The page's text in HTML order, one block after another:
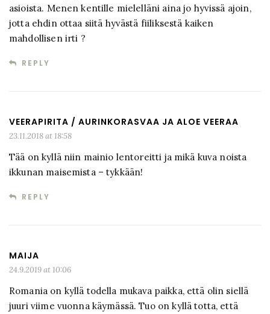
asioista. Menen kentille mielelläni aina jo hyvissä ajoin,
jotta ehdin ottaa siitä hyvästä fiiliksestä kaiken
mahdollisen irti ?
REPLY
VEERAPIRITA / AURINKORASVAA JA ALOE VEERAA
23.11.2018 at 18:58
Tää on kyllä niin mainio lentoreitti ja mikä kuva noista
ikkunan maisemista – tykkään!
REPLY
MAIJA
24.9.2019 at 10:06
Romania on kyllä todella mukava paikka, että olin siellä
juuri viime vuonna käymässä. Tuo on kyllä totta, että